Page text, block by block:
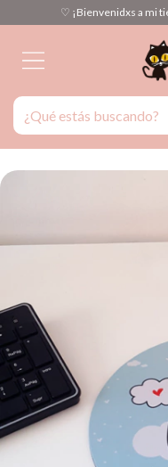
♡ ¡Bienvenidxs a mi